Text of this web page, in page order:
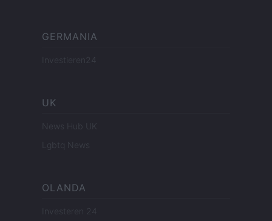
GERMANIA
Investieren24
UK
News Hub UK
Lgbtq News
OLANDA
Investeren 24